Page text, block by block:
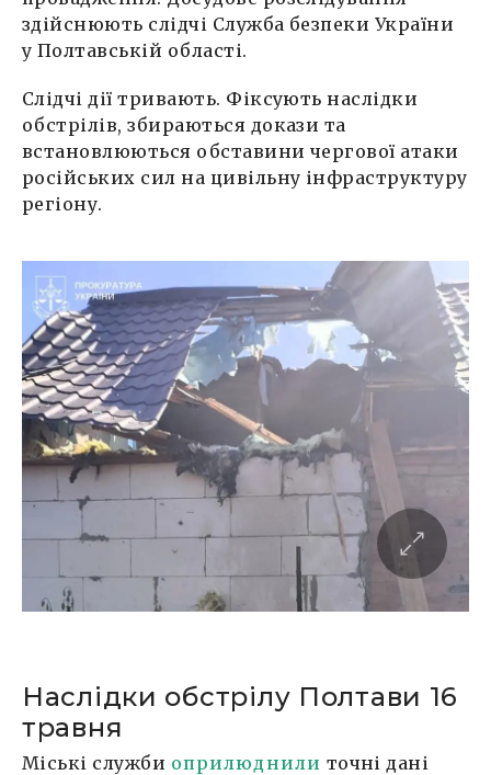
здійснюють слідчі Служба безпеки України
у Полтавській області.
Слідчі дії тривають. Фіксують наслідки
обстрілів, збираються докази та
встановлюються обставини чергової атаки
російських сил на цивільну інфраструктуру
регіону.
Наслідки обстрілу Полтави 16
травня
Міські служби оприлюднили точні дані